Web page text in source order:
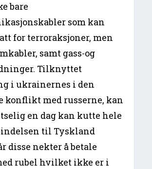
bare
som kan
for terroraksjoner, men
samt gass-og
Tilknyttet
i ukrainernes i den
konflikt med russerne, kan
en dag kan kutte hele
til Tyskland
disse nekter å betale
rubel hvilket ikke er i